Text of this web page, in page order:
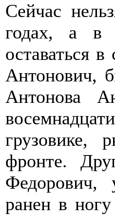
Сейчас
годах, а в
оставаться
Антонович,
Антонова
грузовике,
фронте.
Федорович,
ранен в